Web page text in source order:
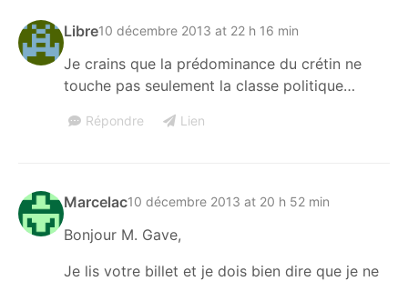
Libre10 décembre 2013 at 22 h 16 min
Je crains que la prédominance du crétin ne
touche pas seulement la classe politique…
Répondre Lien
Marcelac10 décembre 2013 at 20 h 52 min
Bonjour M. Gave,
Je lis votre billet et je dois bien dire que je ne